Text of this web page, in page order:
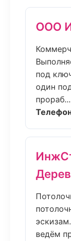
ООО
под
один
ведём